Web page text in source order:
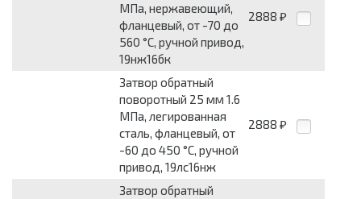
МПа, нержавеющий,
фланцевый, от -70 до
560 °С, ручной привод,
19нж16бк
2888 ₽
Затвор обратный
поворотный 25 мм 1.6
МПа, легированная
сталь, фланцевый, от
-60 до 450 °С, ручной
привод, 19лс16нж
2888 ₽
Затвор обратный